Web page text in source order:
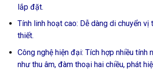
lắp đặt.
Tính linh hoạt cao: Dễ dàng di chuyển
thiết.
Công nghệ hiện đại: Tích hợp nhiều tính
như thu âm, đàm thoại hai chiều, phát